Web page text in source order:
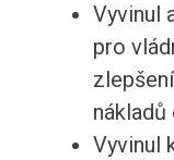
Vyvinul
pro
nákladů
Vyvinul